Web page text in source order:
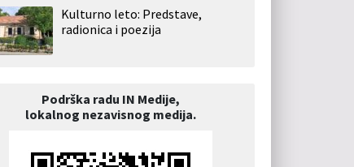
Kulturno leto: Predstave,
radionica i poezija
Podrška radu IN Medije,
lokalnog nezavisnog medija.